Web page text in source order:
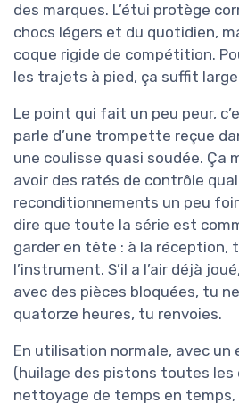
des marques. L’étui protège
chocs légers et du quotidien,
coque rigide de compétition.
les trajets à pied, ça suffit
Le point qui fait un peu peur,
parle d’une trompette reçue
une coulisse quasi soudée. Ça
avoir des ratés de contrôle
reconditionnements un peu
dire que toute la série est
garder en tête : à la réception,
l’instrument. S’il a l’air déjà
avec des pièces bloquées, tu
quatorze heures, tu renvoies.
En utilisation normale, avec un
(huilage des pistons toutes les
nettoyage de temps en temps,